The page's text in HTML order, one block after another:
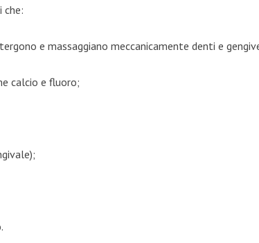
che:
e massaggiano meccanicamente denti e
calcio e fluoro;